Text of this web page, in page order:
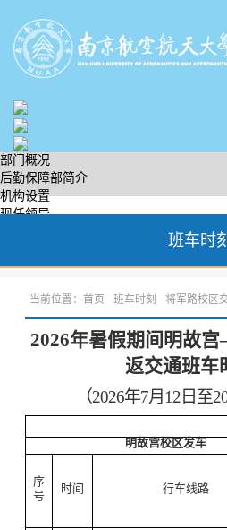
部门概况
后勤保障部简介
机构设置
现任领导
工作动态
安全质量
服务热线
服务宣讲
视觉形象识别系统
部门文件
班车时
当前位置： 首页 班车时刻 将军路校区
2026年暑假期间明故
返交通班车
（2026年7月 12日至
明故宫校区发车
序
号
时间 行车线路